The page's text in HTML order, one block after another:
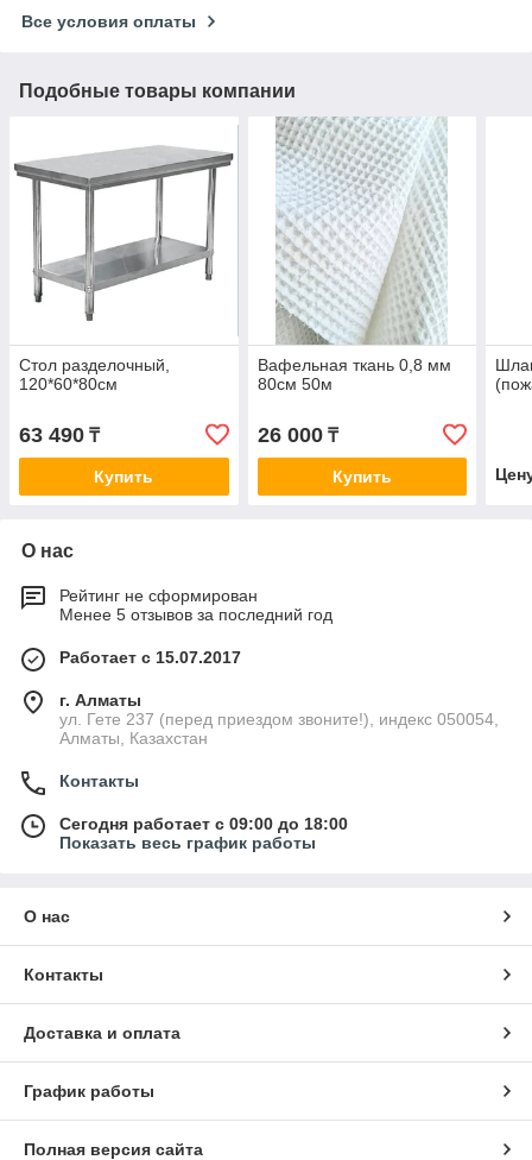
Все условия оплаты
Подобные товары компании
Стол разделочный,
120*60*80см
63 490 ₸
Купить
Вафельная ткань 0,8 мм
80см 50м
26 000₸
Купить
О нас
Рейтинг не сформирован
Менее 5 отзывов за последний год
Работает с 15.07.2017
г. Алматы
ул. Гете 237 (перед приездом звоните!), индекс 050054,
Алматы, Казахстан
Контакты
Сегодня работает с 09:00 до 18:00
Показать весь график работы
О нас
Контакты
Доставка и оплата
График работы
Полная версия сайта